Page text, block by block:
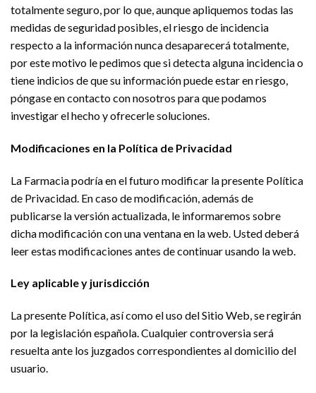
totalmente seguro, por lo que, aunque apliquemos todas las
medidas de seguridad posibles, el riesgo de incidencia
respecto a la información nunca desaparecerá totalmente,
por este motivo le pedimos que si detecta alguna incidencia o
tiene indicios de que su información puede estar en riesgo,
póngase en contacto con nosotros para que podamos
investigar el hecho y ofrecerle soluciones.
Modificaciones en la Política de Privacidad
La Farmacia podría en el futuro modificar la presente Política
de Privacidad. En caso de modificación, además de
publicarse la versión actualizada, le informaremos sobre
dicha modificación con una ventana en la web. Usted deberá
leer estas modificaciones antes de continuar usando la web.
Ley aplicable y jurisdicción
La presente Política, así como el uso del Sitio Web, se regirán
por la legislación española. Cualquier controversia será
resuelta ante los juzgados correspondientes al domicilio del
usuario.